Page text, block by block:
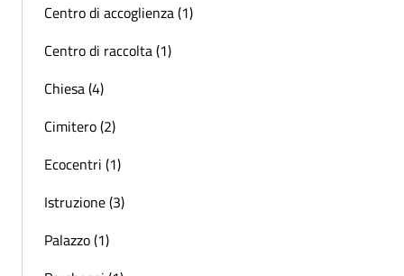
Centro di accoglienza (1)
Centro di raccolta (1)
Chiesa (4)
Cimitero (2)
Ecocentri (1)
Istruzione (3)
Palazzo (1)